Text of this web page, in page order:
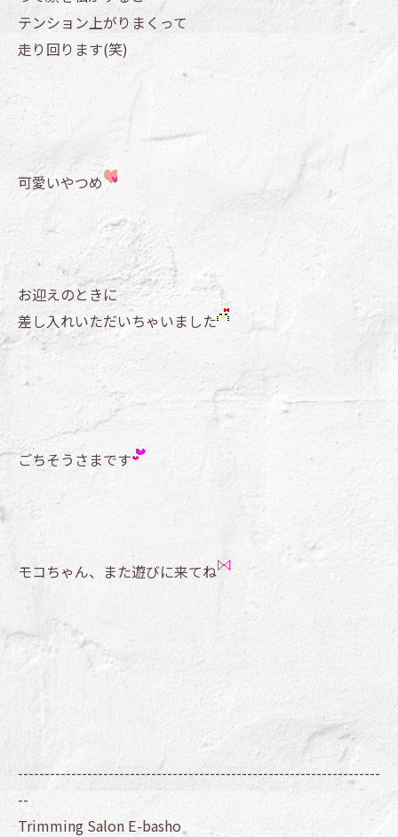
テンション上がりまくって
走り回ります(笑)
可愛いやつめ
お迎えのときに
差し入れいただいちゃいました
ごちそうさまです
モコちゃん、また遊びに来てね
--------------------------------------------------------------------
--
Trimming Salon E-basho